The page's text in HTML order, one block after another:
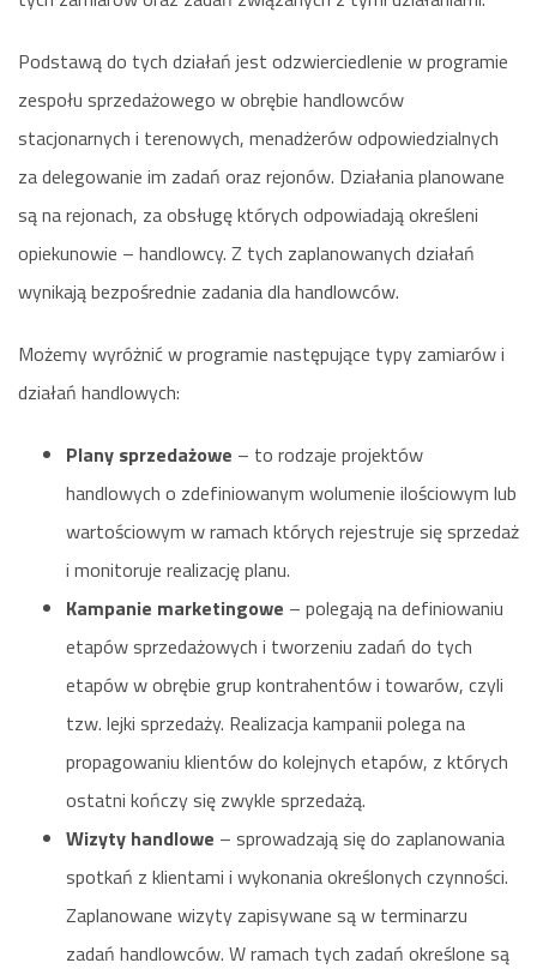
Podstawą do tych działań jest odzwierciedlenie w programie
zespołu sprzedażowego w obrębie handlowców
stacjonarnych i terenowych, menadżerów odpowiedzialnych
za delegowanie im zadań oraz rejonów. Działania planowane
są na rejonach, za obsługę których odpowiadają określeni
opiekunowie – handlowcy. Z tych zaplanowanych działań
wynikają bezpośrednie zadania dla handlowców.
Możemy wyróżnić w programie następujące typy zamiarów i
działań handlowych:
Plany sprzedażowe – to rodzaje projektów
handlowych o zdefiniowanym wolumenie ilościowym lub
wartościowym w ramach których rejestruje się sprzedaż
i monitoruje realizację planu.
Kampanie marketingowe – polegają na definiowaniu
etapów sprzedażowych i tworzeniu zadań do tych
etapów w obrębie grup kontrahentów i towarów, czyli
tzw. lejki sprzedaży. Realizacja kampanii polega na
propagowaniu klientów do kolejnych etapów, z których
ostatni kończy się zwykle sprzedażą.
Wizyty handlowe – sprowadzają się do zaplanowania
spotkań z klientami i wykonania określonych czynności.
Zaplanowane wizyty zapisywane są w terminarzu
zadań handlowców. W ramach tych zadań określone są